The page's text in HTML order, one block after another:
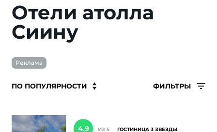
Отели атолла
Сиину
Реклама
ФИЛЬТРЫ
4.9 ИЗ 5 ГОСТИНИЦА 3 ЗВЕЗДЫ